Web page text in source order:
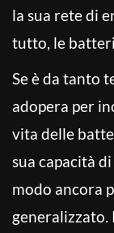
la sua rete di
tutto, le
Se è da tanto
adopera per
vita delle
sua capacità
modo ancora